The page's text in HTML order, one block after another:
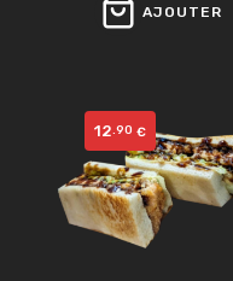
AJOUTER
12 .90 €